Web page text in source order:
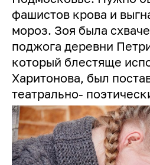
фашистов крова и
мороз. Зоя была
поджога деревни
который блестяще
Харитонова, был
театрально-